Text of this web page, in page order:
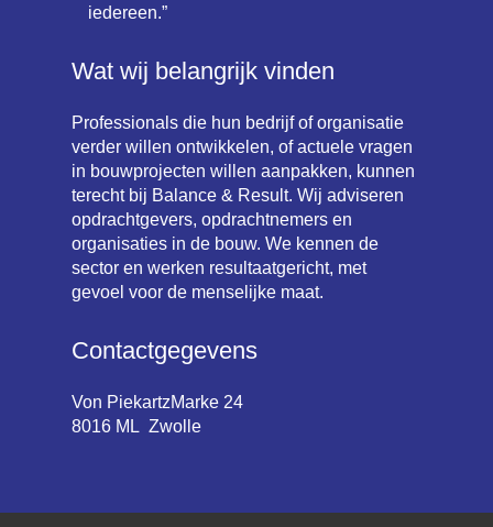
iedereen.”
Wat wij belangrijk vinden
Professionals die hun bedrijf of organisatie
verder willen ontwikkelen, of actuele vragen
in bouwprojecten willen aanpakken, kunnen
terecht bij Balance & Result. Wij adviseren
opdrachtgevers, opdrachtnemers en
organisaties in de bouw. We kennen de
sector en werken resultaatgericht, met
gevoel voor de menselijke maat.
Contactgegevens
Von PiekartzMarke 24
8016 ML Zwolle